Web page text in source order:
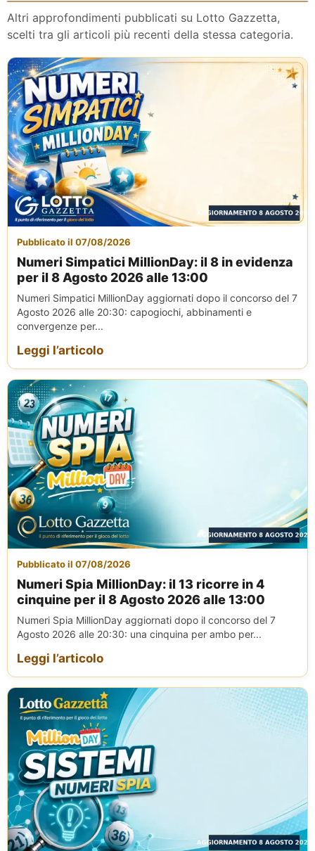
Altri approfondimenti pubblicati su Lotto Gazzetta,
scelti tra gli articoli più recenti della stessa categoria.
Pubblicato il 07/08/2026
Numeri Simpatici MillionDay: il 8 in evidenza
per il 8 Agosto 2026 alle 13:00
Numeri Simpatici MillionDay aggiornati dopo il concorso del 7
Agosto 2026 alle 20:30: capogiochi, abbinamenti e
convergenze per...
Leggi l’articolo
Pubblicato il 07/08/2026
Numeri Spia MillionDay: il 13 ricorre in 4
cinquine per il 8 Agosto 2026 alle 13:00
Numeri Spia MillionDay aggiornati dopo il concorso del 7
Agosto 2026 alle 20:30: una cinquina per ambo per...
Leggi l’articolo